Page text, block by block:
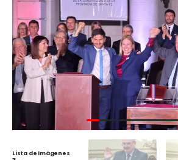
Lista de Imágenes